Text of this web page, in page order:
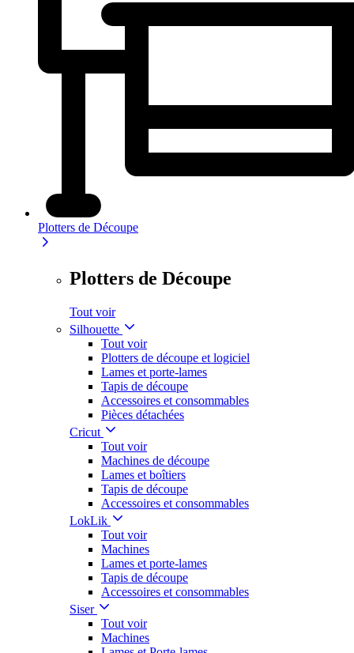
Plotters de Découpe
Plotters de Découpe
Tout voir
Silhouette
Tout voir
Plotters de découpe et logiciel
Lames et porte-lames
Tapis de découpe
Accessoires et consommables
Pièces détachées
Cricut
Tout voir
Machines de découpe
Lames et boîtiers
Tapis de découpe
Accessoires et consommables
LokLik
Tout voir
Machines
Lames et porte-lames
Tapis de découpe
Accessoires et consommables
Siser
Tout voir
Machines